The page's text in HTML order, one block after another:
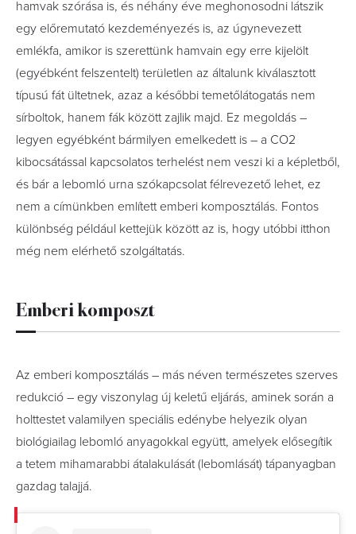
hamvak szórása is, és néhány éve meghonosodni látszik
egy előremutató kezdeményezés is, az úgynevezett
emlékfa, amikor is szerettünk hamvain egy erre kijelölt
(egyébként felszentelt) területlen az általunk kiválasztott
típusú fát ültetnek, azaz a későbbi temetőlátogatás nem
sírboltok, hanem fák között zajlik majd. Ez megoldás –
legyen egyébként bármilyen emelkedett is – a CO2
kibocsátással kapcsolatos terhelést nem veszi ki a képletből,
és bár a lebomló urna szókapcsolat félrevezető lehet, ez
nem a címünkben említett emberi komposztálás. Fontos
különbség például kettejük között az is, hogy utóbbi itthon
még nem elérhető szolgáltatás.
Emberi komposzt
Az emberi komposztálás – más néven természetes szerves
redukció – egy viszonylag új keletű eljárás, aminek során a
holttestet valamilyen speciális edénybe helyezik olyan
biológiailag lebomló anyagokkal együtt, amelyek elősegítik
a tetem mihamarabbi átalakulását (lebomlását) tápanyagban
gazdag talajjá.